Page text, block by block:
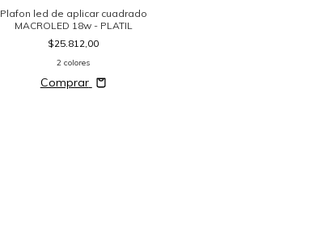
Plafon led de aplicar cuadrado
MACROLED 18w - PLATIL
$25.812,00
2 colores
Comprar